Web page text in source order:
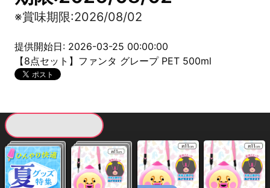
※賞味期限:2026/08/02
提供開始日: 2026-03-25 00:00:00
【8点セット】ファンタ グレープ PET 500ml